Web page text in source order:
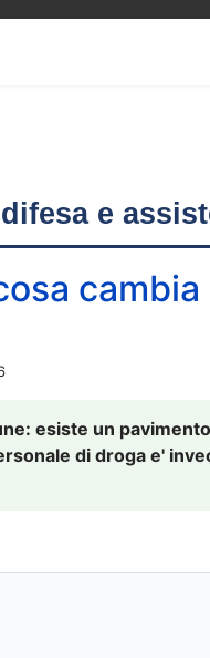
e
cambia
esiste un
di droga e'